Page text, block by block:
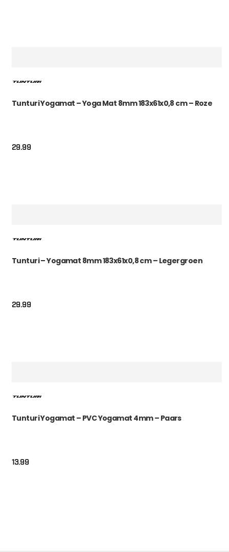
Tunturi Yogamat – Yoga Mat 8mm 183x61x0,8 cm – Roze
29.99
Tunturi – Yogamat 8mm 183x61x0,8 cm – Legergroen
29.99
Tunturi Yogamat – PVC Yogamat 4mm – Paars
13.99